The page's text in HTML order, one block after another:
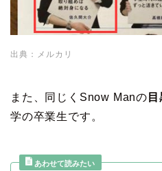
出典：メルカリ
また、同じくSnow Manの
学の卒業生です。